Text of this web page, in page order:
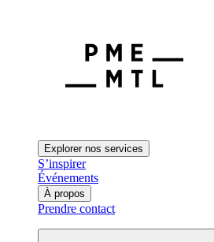
Explorer nos services
S’inspirer
Événements
À propos
Prendre contact